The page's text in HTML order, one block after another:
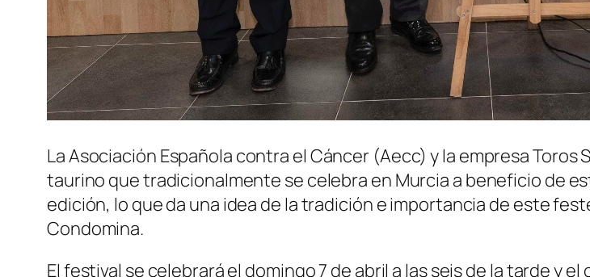
La Asociación Española contra el Cáncer (Aecc) y la empresa
taurino que tradicionalmente se celebra en Murcia a beneficio de
edición, lo que da una idea de la tradición e importancia de este
Condomina.
El festival se celebrará el domingo 7 de abril a las seis de la tarde y